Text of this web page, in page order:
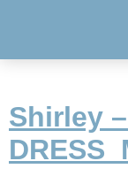
Shirley